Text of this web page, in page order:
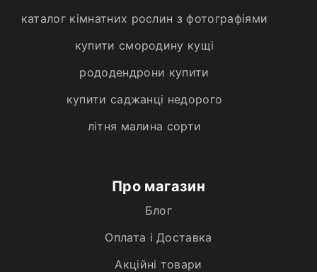
каталог кімнатних рослин з фотографіями
купити смородину кущі
рододендрони купити
купити саджанці недорого
літня малина сорти
Про магазин
Блог
Оплата і Доставка
Акційні товари